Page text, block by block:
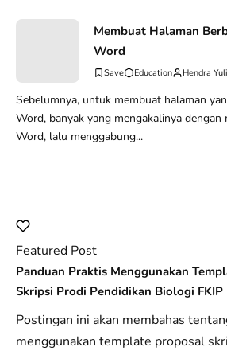
Membuat Halaman
Word
Education Hendra
Sebelumnya, untuk membuat halaman
Word, banyak yang mengakalinya
Word, lalu menggabung...
Featured Post
Panduan Praktis Menggunakan
Skripsi Prodi Pendidikan Biologi FKIP
Postingan ini akan membahas
menggunakan template proposal